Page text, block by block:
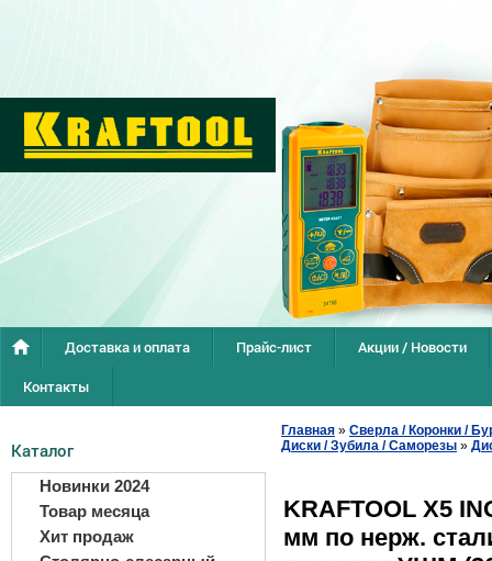
Доставка и оплата Прайс-лист
Акции / Новости
Контакты
Каталог
Новинки 2024
Товар месяца
Хит продаж
Главная » Сверла / Коронки /
Диски / Зубила / Саморезы »
KRAFTOOL X5
мм по нерж.